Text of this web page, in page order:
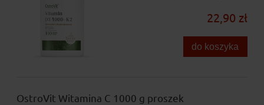
22,90 zł
do koszyka
OstroVit Witamina C 1000 g proszek